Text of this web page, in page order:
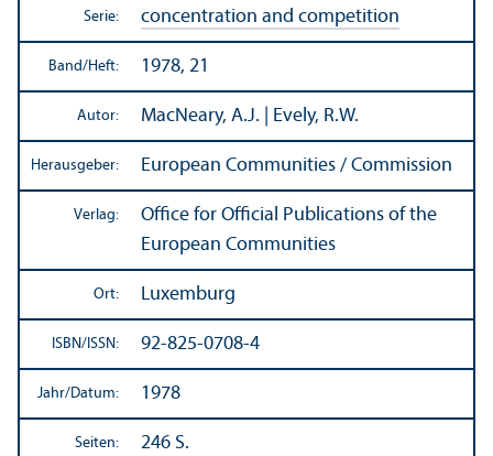
Serie:
concentration and competition
Band/Heft: 1978, 21
Autor: MacNeary, A.J. | Evely, R.W.
Herausgeber: European Communities / Commission
Verlag:
Office for Official Publications of the
European Communities
Ort: Luxemburg
ISBN/ISSN: 92-825-0708-4
Jahr/Datum: 1978
Seiten: 246 S.